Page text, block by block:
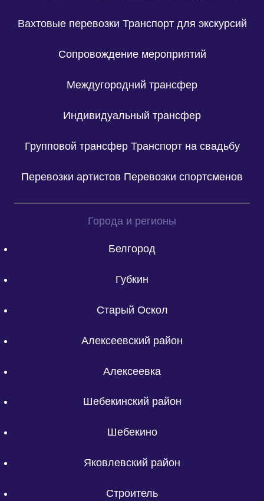
Вахтовые перевозки Транспорт для экскурсий
Сопровождение мероприятий
Междугородний трансфер
Индивидуальный трансфер
Групповой трансфер Транспорт на свадьбу
Перевозки артистов Перевозки спортсменов
Города и регионы
Белгород
Губкин
Старый Оскол
Алексеевский район
Алексеевка
Шебекинский район
Шебекино
Яковлевский район
Строитель